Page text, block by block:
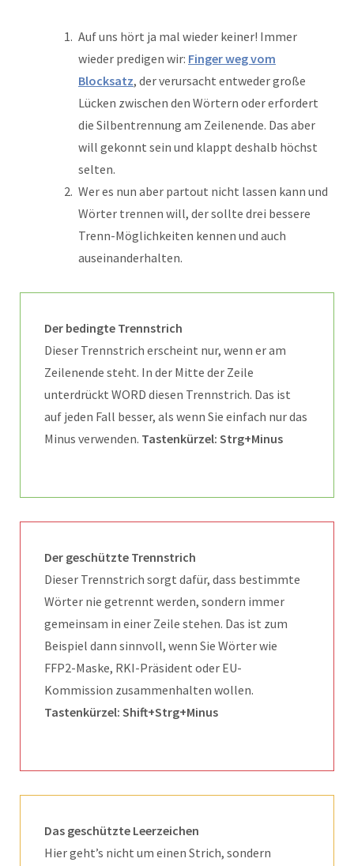
Auf uns hört ja mal wieder keiner! Immer
wieder predigen wir: Finger weg vom
Blocksatz, der verursacht entweder große
Lücken zwischen den Wörtern oder erfordert
die Silbentrennung am Zeilenende. Das aber
will gekonnt sein und klappt deshalb höchst
selten.
Wer es nun aber partout nicht lassen kann und
Wörter trennen will, der sollte drei bessere
Trenn-Möglichkeiten kennen und auch
auseinanderhalten.
Der bedingte Trennstrich
Dieser Trennstrich erscheint nur, wenn er am
Zeilenende steht. In der Mitte der Zeile
unterdrückt WORD diesen Trennstrich. Das ist
auf jeden Fall besser, als wenn Sie einfach nur das
Minus verwenden. Tastenkürzel: Strg+Minus
Der geschützte Trennstrich
Dieser Trennstrich sorgt dafür, dass bestimmte
Wörter nie getrennt werden, sondern immer
gemeinsam in einer Zeile stehen. Das ist zum
Beispiel dann sinnvoll, wenn Sie Wörter wie
FFP2-Maske, RKI-Präsident oder EU-
Kommission zusammenhalten wollen.
Tastenkürzel: Shift+Strg+Minus
Das geschützte Leerzeichen
Hier geht’s nicht um einen Strich, sondern